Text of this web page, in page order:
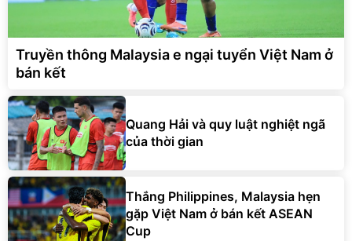
Truyền thông Malaysia e ngại tuyển Việt Nam ở
bán kết
Quang Hải và quy luật nghiệt ngã
của thời gian
Thắng Philippines, Malaysia hẹn
gặp Việt Nam ở bán kết ASEAN
Cup